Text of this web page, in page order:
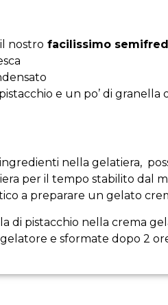
nostro facilissimo
e un po’ di granella
nella gelatiera,
per il tempo stabilito dal
a preparare un gelato
di pistacchio nella crema
e sformate dopo 2